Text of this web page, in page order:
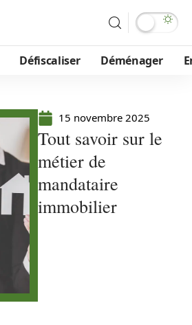
Défiscaliser Déménager
15 novembre 2025
Tout savoir sur le
métier de
mandataire
immobilier